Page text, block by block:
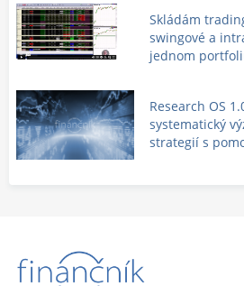
Skládám
swingové a
jednom
Research OS
systematický
strategií s